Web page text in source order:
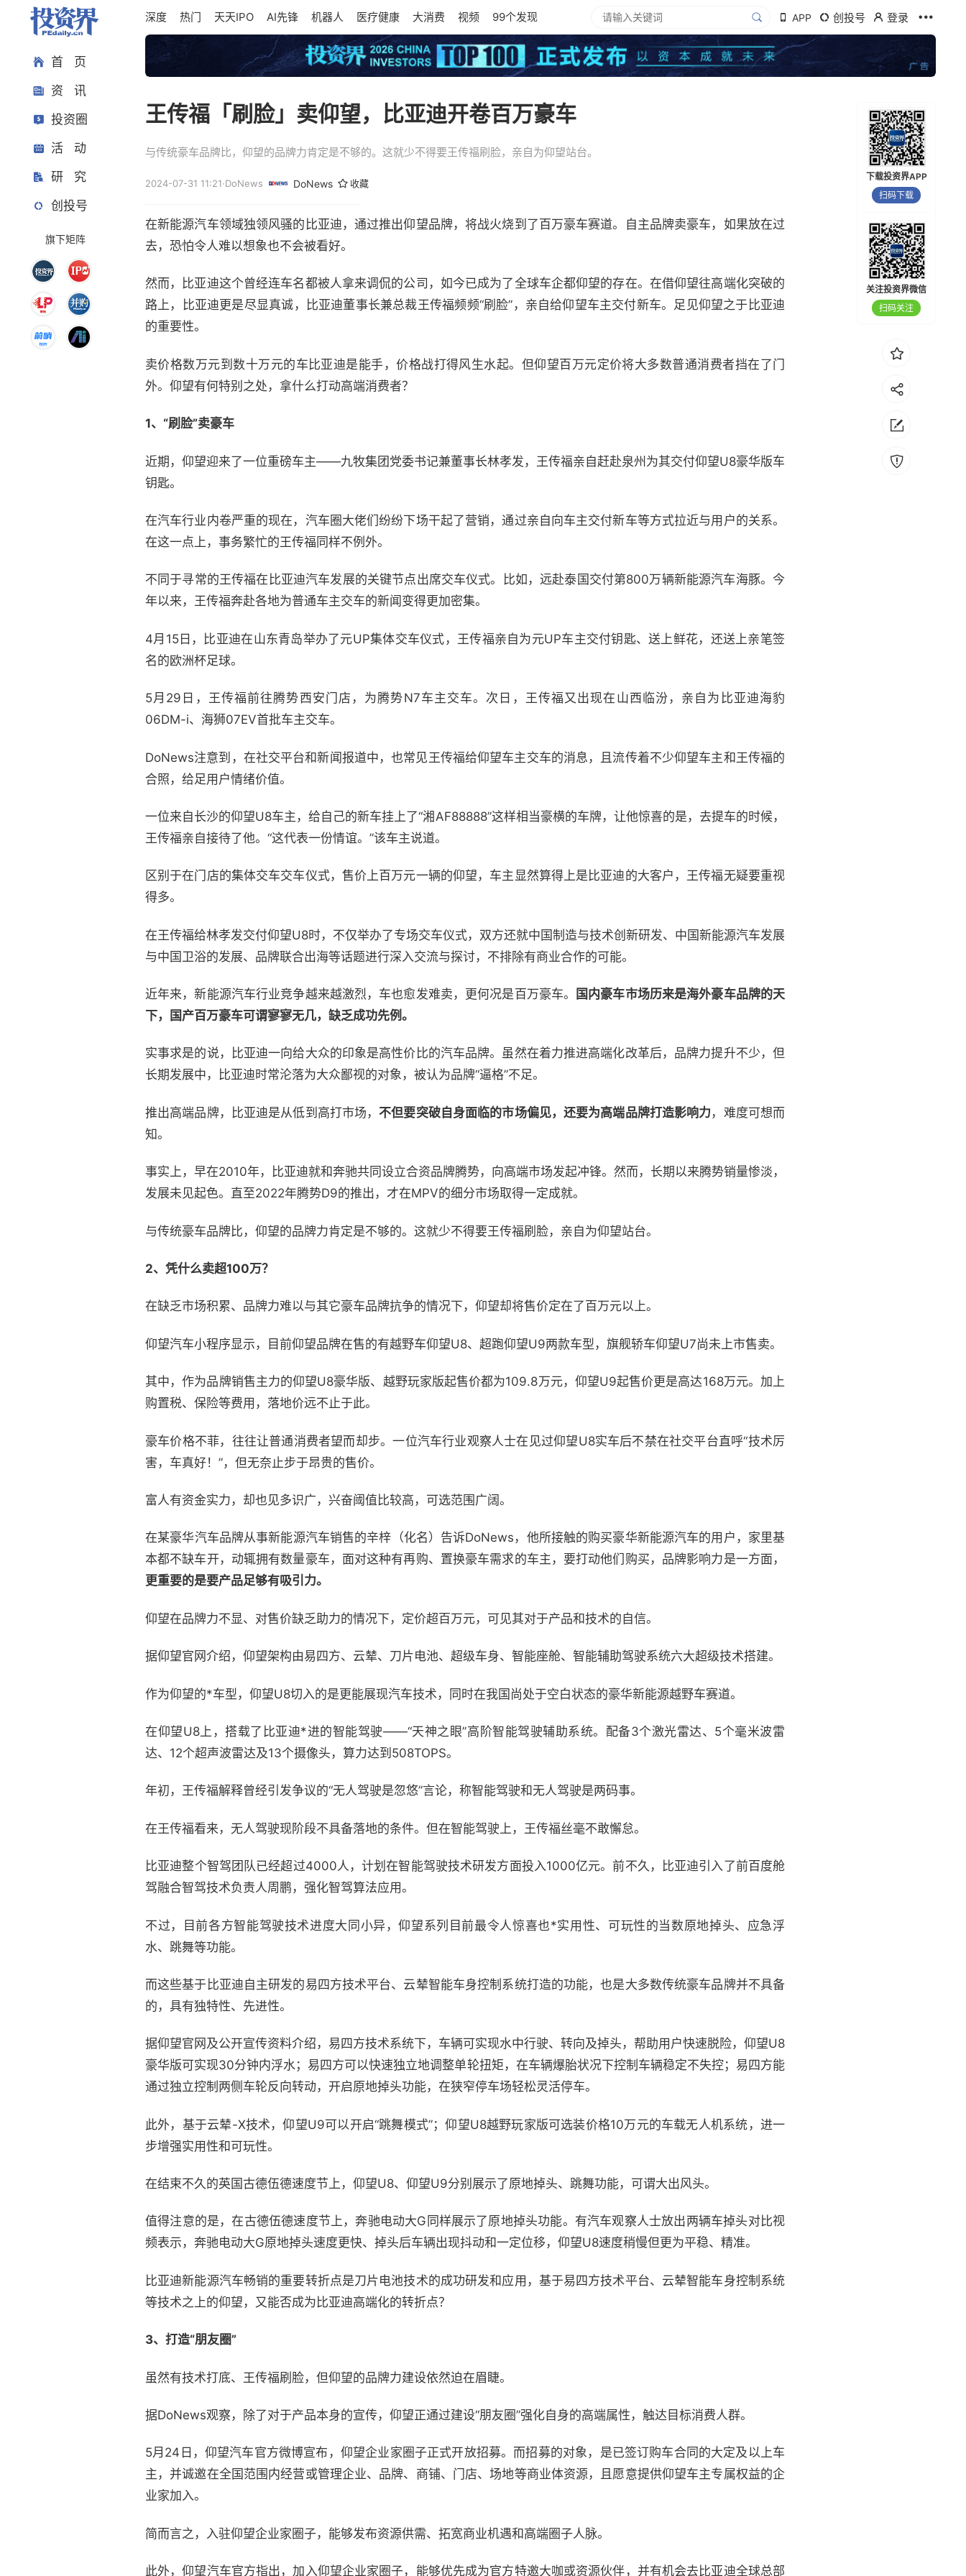
首 页
资 讯
投资圈
活 动
研 究
创投号
旗下矩阵
深度 热门 天天IPO AI先锋 机器人 医疗健康 大消费 视频 99个发现 APP 创投号 登录
王传福「刷脸」卖仰望，比亚迪开卷百万豪车
与传统豪车品牌比，仰望的品牌力肯定是不够的。这就少不得要王传福刷脸，亲自为仰望站台。
2024-07-31 11:21·DoNews DoNews 收藏
在新能源汽车领域独领风骚的比亚迪，通过推出仰望品牌，将战火烧到了百万豪车赛道。自主品牌卖豪车，如果放在过
去，恐怕令人难以想象也不会被看好。
然而，比亚迪这个曾经连车名都被人拿来调侃的公司，如今已成为了全球车企都仰望的存在。在借仰望往高端化突破的
路上，比亚迪更是尽显真诚，比亚迪董事长兼总裁王传福频频“刷脸”，亲自给仰望车主交付新车。足见仰望之于比亚迪
的重要性。
卖价格数万元到数十万元的车比亚迪是能手，价格战打得风生水起。但仰望百万元定价将大多数普通消费者挡在了门
外。仰望有何特别之处，拿什么打动高端消费者？
1、 “刷脸”卖豪车
近期，仰望迎来了一位重磅车主——九牧集团党委书记兼董事长林孝发，王传福亲自赶赴泉州为其交付仰望U8豪华版车
钥匙。
在汽车行业内卷严重的现在，汽车圈大佬们纷纷下场干起了营销，通过亲自向车主交付新车等方式拉近与用户的关系。
在这一点上，事务繁忙的王传福同样不例外。
不同于寻常的王传福在比亚迪汽车发展的关键节点出席交车仪式。比如，远赴泰国交付第800万辆新能源汽车海豚。今
年以来，王传福奔赴各地为普通车主交车的新闻变得更加密集。
4月15日，比亚迪在山东青岛举办了元UP集体交车仪式，王传福亲自为元UP车主交付钥匙、送上鲜花，还送上亲笔签
名的欧洲杯足球。
5月29日，王传福前往腾势西安门店，为腾势N7车主交车。次日，王传福又出现在山西临汾，亲自为比亚迪海豹
06DM-i、海狮07EV首批车主交车。
DoNews注意到，在社交平台和新闻报道中，也常见王传福给仰望车主交车的消息，且流传着不少仰望车主和王传福的
合照，给足用户情绪价值。
一位来自长沙的仰望U8车主，给自己的新车挂上了“湘AF88888”这样相当豪横的车牌，让他惊喜的是，去提车的时候，
王传福亲自接待了他。“这代表一份情谊。”该车主说道。
区别于在门店的集体交车交车仪式，售价上百万元一辆的仰望，车主显然算得上是比亚迪的大客户，王传福无疑要重视
得多。
在王传福给林孝发交付仰望U8时，不仅举办了专场交车仪式，双方还就中国制造与技术创新研发、中国新能源汽车发展
与中国卫浴的发展、品牌联合出海等话题进行深入交流与探讨，不排除有商业合作的可能。
近年来，新能源汽车行业竞争越来越激烈，车也愈发难卖，更何况是百万豪车。
国内豪车市场历来是海外豪车品牌的天
下，国产百万豪车可谓寥寥无几，缺乏成功先例。
实事求是的说，比亚迪一向给大众的印象是高性价比的汽车品牌。虽然在着力推进高端化改革后，品牌力提升不少，但
长期发展中，比亚迪时常沦落为大众鄙视的对象，被认为品牌“逼格”不足。
推出高端品牌，比亚迪是从低到高打市场，不但要突破自身面临的市场偏见，还要为高端品牌打造影响力 ，难度可想而
知。
事实上，早在2010年，比亚迪就和奔驰共同设立合资品牌腾势，向高端市场发起冲锋。然而，长期以来腾势销量惨淡，
发展未见起色。直至2022年腾势D9的推出，才在MPV的细分市场取得一定成就。
与传统豪车品牌比，仰望的品牌力肯定是不够的。这就少不得要王传福刷脸，亲自为仰望站台。
2、 凭什么卖超100万？
在缺乏市场积累、品牌力难以与其它豪车品牌抗争的情况下，仰望却将售价定在了百万元以上。
仰望汽车小程序显示，目前仰望品牌在售的有越野车仰望U8、超跑仰望U9两款车型，旗舰轿车仰望U7尚未上市售卖。
其中，作为品牌销售主力的仰望U8豪华版、越野玩家版起售价都为109.8万元，仰望U9起售价更是高达168万元。加上
购置税、保险等费用，落地价远不止于此。
豪车价格不菲，往往让普通消费者望而却步。一位汽车行业观察人士在见过仰望U8实车后不禁在社交平台直呼“技术厉
害，车真好！”，但无奈止步于昂贵的售价。
富人有资金实力，却也见多识广，兴奋阈值比较高，可选范围广阔。
在某豪华汽车品牌从事新能源汽车销售的辛梓（化名）告诉DoNews，他所接触的购买豪华新能源汽车的用户，家里基
本都不缺车开，动辄拥有数量豪车，面对这种有再购、置换豪车需求的车主，要打动他们购买，品牌影响力是一方面，
更重要的是要产品足够有吸引力。
仰望在品牌力不显、对售价缺乏助力的情况下，定价超百万元，可见其对于产品和技术的自信。
据仰望官网介绍，仰望架构由易四方、云辇、刀片电池、超级车身、智能座舱、智能辅助驾驶系统六大超级技术搭建。
作为仰望的*车型，仰望U8切入的是更能展现汽车技术，同时在我国尚处于空白状态的豪华新能源越野车赛道。
在仰望U8上，搭载了比亚迪*进的智能驾驶——“天神之眼”高阶智能驾驶辅助系统。配备3个激光雷达、5个毫米波雷
达、12个超声波雷达及13个摄像头，算力达到508TOPS。
年初，王传福解释曾经引发争议的“无人驾驶是忽悠”言论，称智能驾驶和无人驾驶是两码事。
在王传福看来，无人驾驶现阶段不具备落地的条件。但在智能驾驶上，王传福丝毫不敢懈怠。
比亚迪整个智驾团队已经超过4000人，计划在智能驾驶技术研发方面投入1000亿元。前不久，比亚迪引入了前百度舱
驾融合智驾技术负责人周鹏，强化智驾算法应用。
不过，目前各方智能驾驶技术进度大同小异，仰望系列目前最令人惊喜也*实用性、可玩性的当数原地掉头、应急浮
水、跳舞等功能。
而这些基于比亚迪自主研发的易四方技术平台、云辇智能车身控制系统打造的功能，也是大多数传统豪车品牌并不具备
的，具有独特性、先进性。
据仰望官网及公开宣传资料介绍，易四方技术系统下，车辆可实现水中行驶、转向及掉头，帮助用户快速脱险，仰望U8
豪华版可实现30分钟内浮水；易四方可以快速独立地调整单轮扭矩，在车辆爆胎状况下控制车辆稳定不失控；易四方能
通过独立控制两侧车轮反向转动，开启原地掉头功能，在狭窄停车场轻松灵活停车。
此外，基于云辇-X技术，仰望U9可以开启“跳舞模式”；仰望U8越野玩家版可选装价格10万元的车载无人机系统，进一
步增强实用性和可玩性。
在结束不久的英国古德伍德速度节上，仰望U8、仰望U9分别展示了原地掉头、跳舞功能，可谓大出风头。
值得注意的是，在古德伍德速度节上，奔驰电动大G同样展示了原地掉头功能。有汽车观察人士放出两辆车掉头对比视
频表示，奔驰电动大G原地掉头速度更快、掉头后车辆出现抖动和一定位移，仰望U8速度稍慢但更为平稳、精准。
比亚迪新能源汽车畅销的重要转折点是刀片电池技术的成功研发和应用，基于易四方技术平台、云辇智能车身控制系统
等技术之上的仰望，又能否成为比亚迪高端化的转折点？
3、 打造“朋友圈”
虽然有技术打底、王传福刷脸，但仰望的品牌力建设依然迫在眉睫。
据DoNews观察，除了对于产品本身的宣传，仰望正通过建设“朋友圈”强化自身的高端属性，触达目标消费人群。
5月24日，仰望汽车官方微博宣布，仰望企业家圈子正式开放招募。而招募的对象，是已签订购车合同的大定及以上车
主，并诚邀在全国范围内经营或管理企业、品牌、商铺、门店、场地等商业体资源，且愿意提供仰望车主专属权益的企
业家加入。
简而言之，入驻仰望企业家圈子，能够发布资源供需、拓宽商业机遇和高端圈子人脉。
此外，仰望汽车官方指出，加入仰望企业家圈子，能够优先成为官方特邀大咖或资源伙伴，并有机会去比亚迪全球总部
下载投资界APP
扫码下载
关注投资界微信
扫码关注